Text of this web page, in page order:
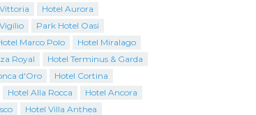
Hotel Aurora
Park Hotel Oasi
Marco Polo
Hotel Miralago
Royal
Hotel Terminus & Garda
d'Oro
Hotel Cortina
Hotel Alla Rocca
Hotel Ancora
Hotel Villa Anthea